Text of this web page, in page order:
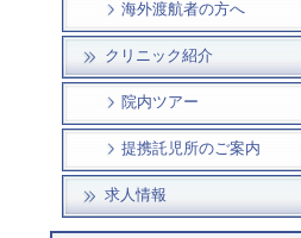
海外渡航者の方へ
クリニック紹介
院内ツアー
提携託児所のご案内
求人情報